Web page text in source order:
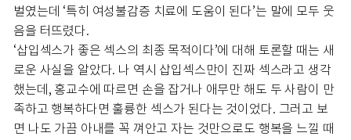
벌였는데 ‘특히 여성불감증 치료에 도움이 된다’는 말에 모두 웃
음을 터뜨렸다.
‘삽입섹스가 좋은 섹스의 최종 목적이다’에 대해 토론할 때는 새
로운 사실을 알았다. 나 역시 삽입섹스만이 진짜 섹스라고 생각
했는데, 홍교수에 따르면 손을 잡거나 애무만 해도 두 사람이 만
족하고 행복하다면 훌륭한 섹스가 된다는 것이었다. 그러고 보
면 나도 가끔 아내를 꼭 껴안고 자는 것만으로도 행복을 느낄 때